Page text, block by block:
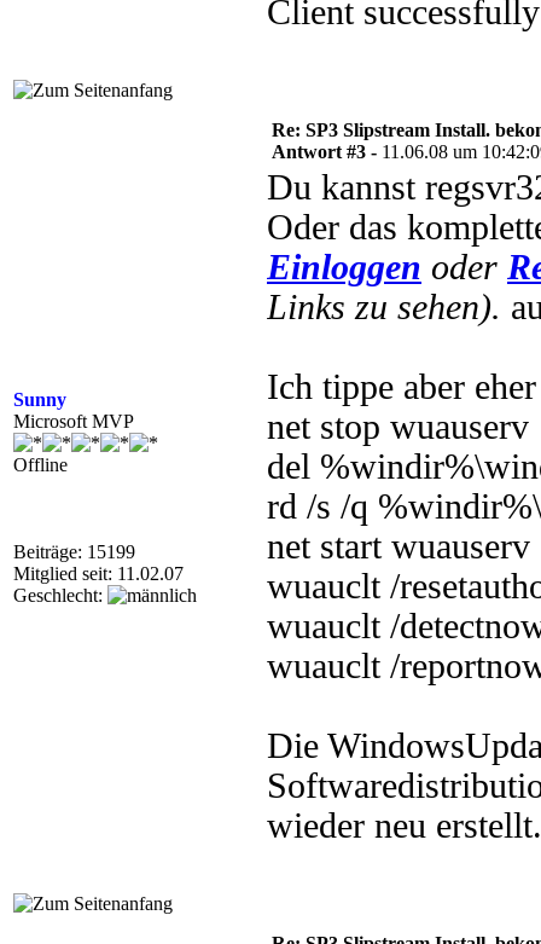
Client
Sunny
Microsoft MVP
Offline
Beiträge: 15199
Mitglied seit: 11.02.07
Geschlecht:
Re: SP3 Slipstream Install.
Antwort #3 - 11.06.08 um
Du kannst
Oder das
Einloggen oder
Links zu sehen).
Ich tippe aber
net stop wuauserv
del
rd /s /q
net start wuauserv
wuauclt /
wuauclt /
wuauclt /
Die
wieder neu erstellt.